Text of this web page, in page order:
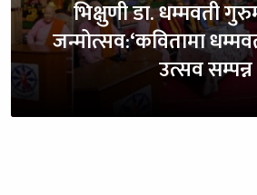
भिक्षुणी डा. धम्मवती
जन्मोत्सव:‘कवितामा
उत्सव सम्पन्न